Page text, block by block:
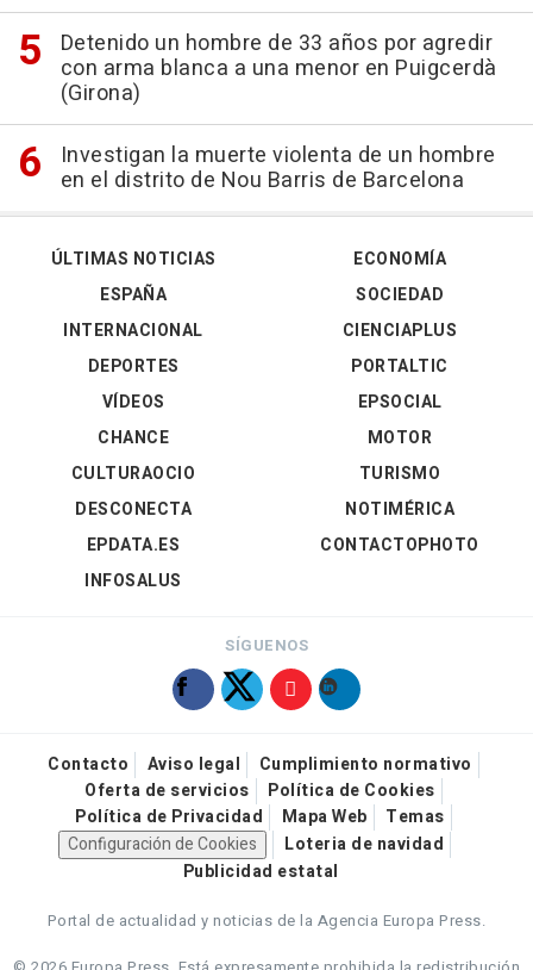
Detenido un hombre de 33 años por agredir
con arma blanca a una menor en Puigcerdà
(Girona)
Investigan la muerte violenta de un hombre
en el distrito de Nou Barris de Barcelona
ÚLTIMAS NOTICIAS
ESPAÑA
INTERNACIONAL
DEPORTES
VÍDEOS
ECONOMÍA
SOCIEDAD
CIENCIAPLUS
PORTALTIC
EPSOCIAL
CHANCE
CULTURAOCIO
DESCONECTA
EPDATA.ES
INFOSALUS
MOTOR
TURISMO
NOTIMÉRICA
CONTACTOPHOTO
SÍGUENOS
Contacto Aviso legal
Cumplimiento normativo
Oferta de servicios
Política de Cookies
Política de Privacidad
Mapa Web
Temas
Configuración de Cookies
Loteria de navidad
Publicidad estatal
Portal de actualidad y noticias de la Agencia Europa Press.